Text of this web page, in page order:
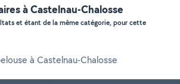
à Castelnau-Chalosse
et étant de la même catégorie, pour cette
à Castelnau-Chalosse